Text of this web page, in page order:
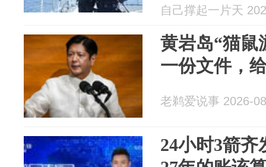
自己撑起一片天
黄岩岛“猫鼠
一份文件，
老鹈爱说事 2026-
24小时3箭